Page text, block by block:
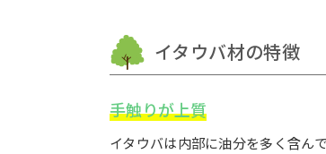
イタウバ材の特徴
手触りが上質
イタウバは内部に油分を多く含ん